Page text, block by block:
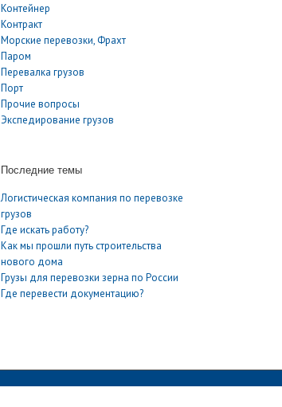
Контейнер
Контракт
Морские перевозки, Фрахт
Паром
Перевалка грузов
Порт
Прочие вопросы
Экспедирование грузов
Последние темы
Логистическая компания по перевозке
грузов
Где искать работу?
Как мы прошли путь строительства
нового дома
Грузы для перевозки зерна по России
Где перевести документацию?